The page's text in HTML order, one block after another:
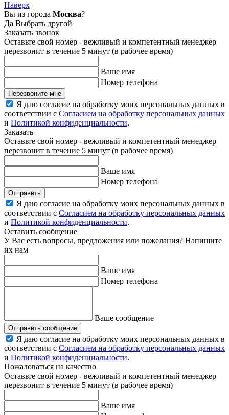
Наверх
Вы из города Москва?
Да Выбрать другой
Заказать звонок
Оставьте свой номер - вежливый и компетентный менеджер
перезвонит в течение 5 минут (в рабочее время)
Ваше имя
Номер телефона
Перезвоните мне
Я даю согласие на обработку моих персональных данных в
соответствии с Согласием на обработку персональных данных
и Политикой конфиденциальности.
Заказать
Оставьте свой номер - вежливый и компетентный менеджер
перезвонит в течение 5 минут (в рабочее время)
Ваше имя
Номер телефона
Отправить
Я даю согласие на обработку моих персональных данных в
соответствии с Согласием на обработку персональных данных
и Политикой конфиденциальности.
Оставить сообщение
У Вас есть вопросы, предложения или пожелания? Напишите
их нам
Ваше имя
Номер телефона
Ваше сообщение
Отправить сообщение
Я даю согласие на обработку моих персональных данных в
соответствии с Согласием на обработку персональных данных
и Политикой конфиденциальности.
Пожаловаться на качество
Оставьте свой номер - вежливый и компетентный менеджер
перезвонит в течение 5 минут (в рабочее время)
Ваше имя